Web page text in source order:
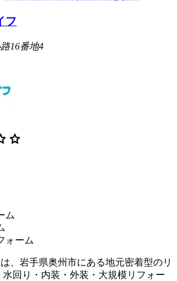
フ
16番地4
star
ム
ォーム
、岩手県奥州市にある地元密着型のリ
回り・内装・外装・大規模リフォー